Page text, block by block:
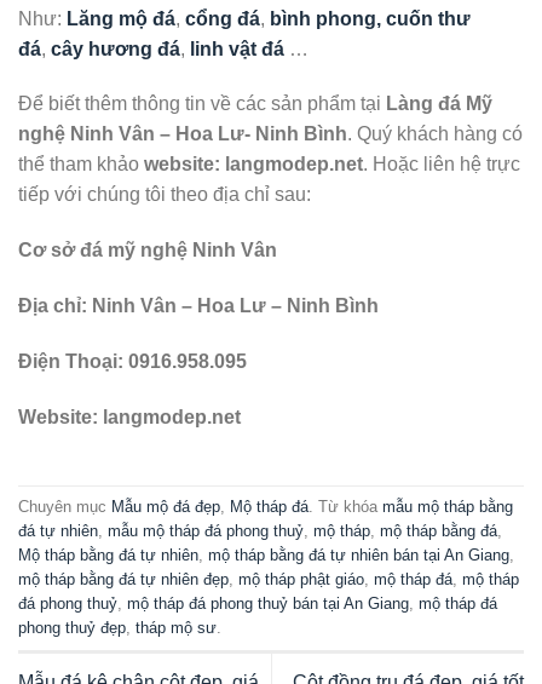
Như: Lăng mộ đá, cổng đá, bình phong, cuốn thư
đá, cây hương đá, linh vật đá …
Để biết thêm thông tin về các sản phẩm tại Làng đá Mỹ
nghệ Ninh Vân – Hoa Lư- Ninh Bình. Quý khách hàng có
thể tham khảo website: langmodep.net. Hoặc liên hệ trực
tiếp với chúng tôi theo địa chỉ sau:
Cơ sở đá mỹ nghệ Ninh Vân
Địa chỉ: Ninh Vân – Hoa Lư – Ninh Bình
Điện Thoại: 0916.958.095
Website: langmodep.net
Chuyên mục Mẫu mộ đá đẹp Mộ tháp đá . Từ khóa mẫu mộ tháp bằng
đá tự nhiên mẫu mộ tháp đá phong thuỷ mộ tháp mộ tháp bằng đá
Mộ tháp bằng đá tự nhiên mộ tháp bằng đá tự nhiên bán tại An Giang
mộ tháp bằng đá tự nhiên đẹp mộ tháp phật giáo mộ tháp đá mộ tháp
đá phong thuỷ mộ tháp đá phong thuỷ bán tại An Giang mộ tháp đá
phong thuỷ đẹp tháp mộ sư